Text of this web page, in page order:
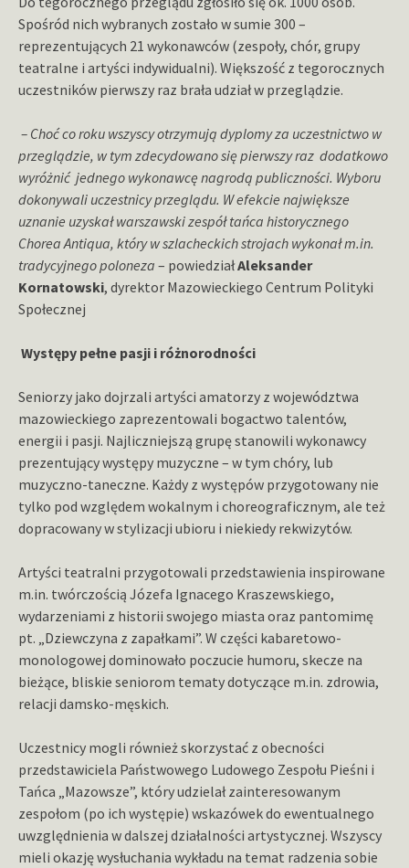
Spośród nich wybranych zostało w sumie 300 –
reprezentujących 21 wykonawców (zespoły, chór, grupy
teatralne i artyści indywidualni). Większość z tegorocznych
uczestników pierwszy raz brała udział w przeglądzie.
– Choć co roku wszyscy otrzymują dyplomy za uczestnictwo w
przeglądzie, w tym zdecydowano się pierwszy raz dodatkowo
wyróżnić jednego wykonawcę nagrodą publiczności. Wyboru
dokonywali uczestnicy przeglądu. W efekcie największe
uznanie uzyskał warszawski zespół tańca historycznego
Chorea Antiqua, który w szlacheckich strojach wykonał m.in.
tradycyjnego poloneza – powiedziałAleksander
Kornatowski, dyrektor Mazowieckiego Centrum Polityki
Społecznej
Występy pełne pasji i różnorodności
Seniorzy jako dojrzali artyści amatorzy z województwa
mazowieckiego zaprezentowali bogactwo talentów,
energii i pasji. Najliczniejszą grupę stanowili wykonawcy
prezentujący występy muzyczne – w tym chóry, lub
muzyczno-taneczne. Każdy z występów przygotowany nie
tylko pod względem wokalnym i choreograficznym, ale też
dopracowany w stylizacji ubioru i niekiedy rekwizytów.
Artyści teatralni przygotowali przedstawienia inspirowane
m.in. twórczością Józefa Ignacego Kraszewskiego,
wydarzeniami z historii swojego miasta oraz pantomimę
pt. „Dziewczyna z zapałkami”. W części kabaretowo-
monologowej dominowało poczucie humoru, skecze na
bieżące, bliskie seniorom tematy dotyczące m.in. zdrowia,
relacji damsko-męskich.
Uczestnicy mogli również skorzystać z obecności
przedstawiciela Państwowego Ludowego Zespołu Pieśni i
Tańca „Mazowsze”, który udzielał zainteresowanym
zespołom (po ich występie) wskazówek do ewentualnego
uwzględnienia w dalszej działalności artystycznej. Wszyscy
mieli okazję wysłuchania wykładu na temat radzenia sobie